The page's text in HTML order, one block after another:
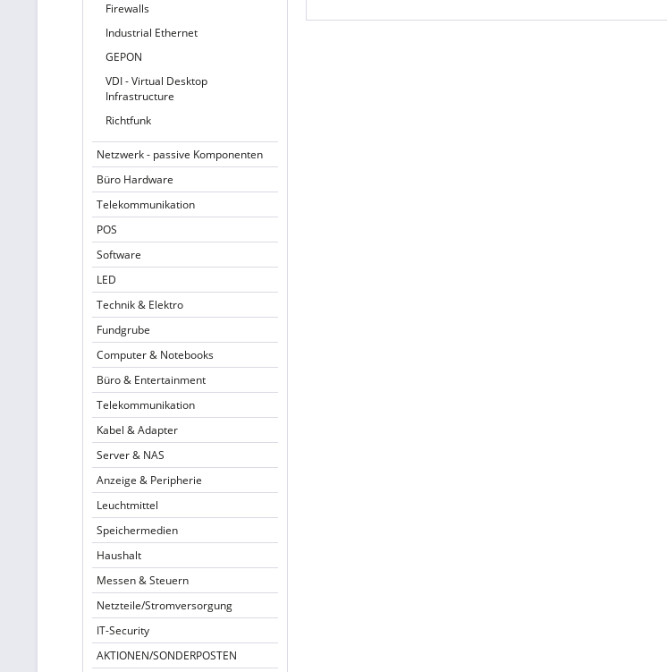
Firewalls
Industrial Ethernet
GEPON
VDI - Virtual Desktop
Infrastructure
Richtfunk
Netzwerk - passive Komponenten
Büro Hardware
Telekommunikation
POS
Software
LED
Technik & Elektro
Fundgrube
Computer & Notebooks
Büro & Entertainment
Telekommunikation
Kabel & Adapter
Server & NAS
Anzeige & Peripherie
Leuchtmittel
Speichermedien
Haushalt
Messen & Steuern
Netzteile/Stromversorgung
IT-Security
AKTIONEN/SONDERPOSTEN